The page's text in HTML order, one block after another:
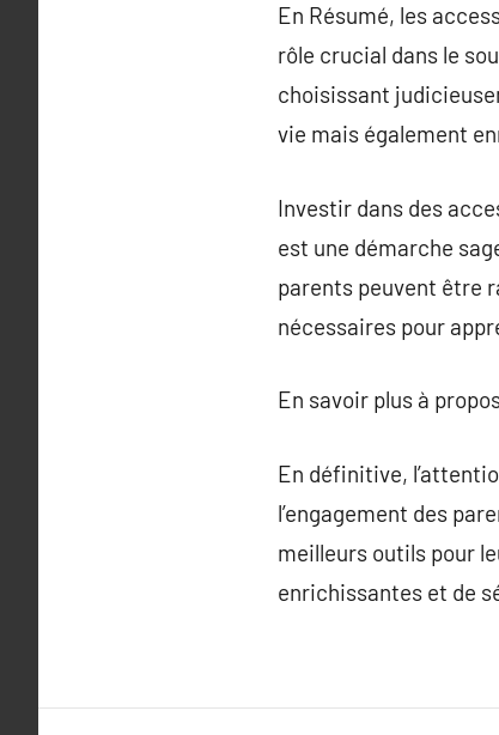
En Résumé, les
rôle crucial dans le
choisissant
vie mais également
Investir dans des
est une démarche
parents peuvent être
nécessaires pour
En savoir plus à
En définitive,
l’engagement des
meilleurs outils pour
enrichissantes et de